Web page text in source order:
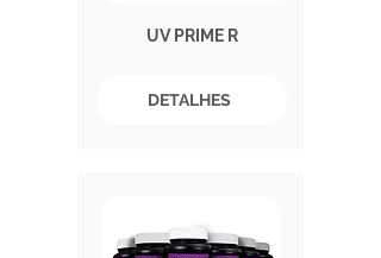
UV PRIME R
DETALHES